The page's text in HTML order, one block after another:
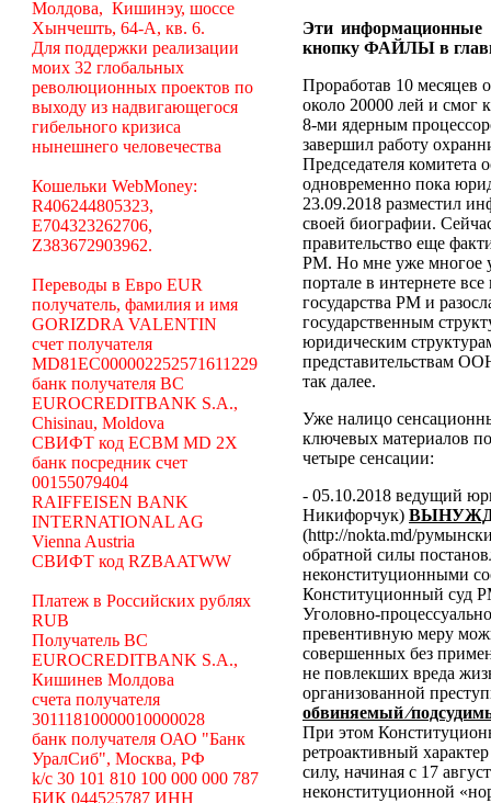
Молдова, Кишинэу, шоссе
Хынчешть, 64-А, кв. 6.
Для поддержки реализации
моих 32 глобальных
революционных проектов по
выходу из надвигающегося
гибельного кризиса
нынешнего человечества
Кошельки WebMoney:
R406244805323,
E704323262706,
Z383672903962.
Переводы в Евро EUR
получатель, фамилия и имя
GORIZDRA VALENTIN
счет получателя
MD81EC000002252571611229
банк получателя BC
EUROCREDITBANK S.A.,
Chisinau, Moldova
СВИФТ код ECBM MD 2X
банк посредник счет
00155079404
RAIFFEISEN BANK
INTERNATIONAL AG
Vienna Austria
СВИФТ код RZBAATWW
Платеж в Российских рублях
RUB
Получатель BC
EUROCREDITBANK S.A.,
Кишинев Молдова
счета получателя
30111810000010000028
банк получателя ОАО "Банк
УралСиб", Москва, РФ
k/c 30 101 810 100 000 000 787
БИК 044525787 ИНН
Эти информационные
кнопку ФАЙЛЫ в
Проработав 10 месяцев
около 20000 лей и смог
8-ми ядерным
завершил работу
Председателя комитета
одновременно пока
23.09.2018 разместил
своей биографии.
правительство еще
РМ. Но мне уже многое
портале в интернете
государства РМ и
государственным
юридическим
представительствам
так далее.
Уже налицо
ключевых материалов
четыре сенсации:
- 05.10.2018 ведущий
Никифорчук)
(http://nokta.md/
обратной силы
неконституционными
Конституционный суд
Уголовно-
превентивную меру
совершенных без
не повлекших вреда
организованной
обвиняемый
При этом
ретроактивный
силу, начиная с 17
неконституционной